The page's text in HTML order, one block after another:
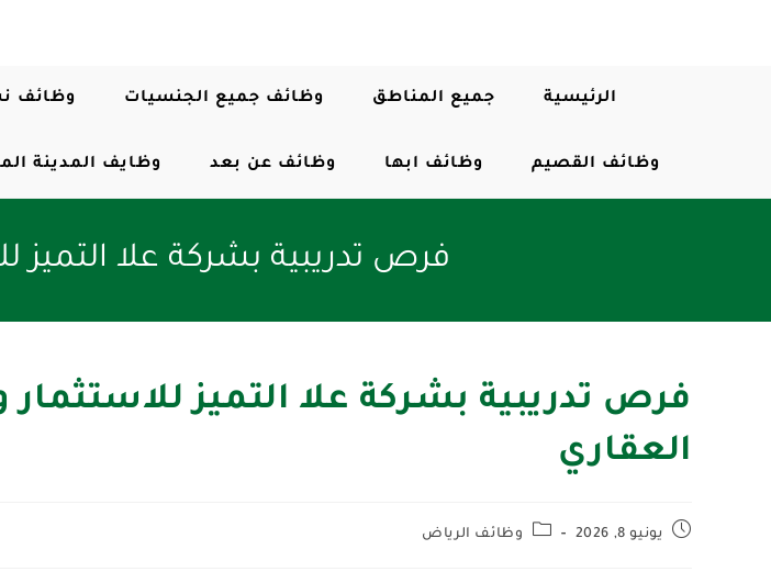
الرئيسية جميع المناطق وظائف جميع الجنسيات وظائف
وظائف القصيم وظائف ابها وظائف عن بعد وظايف المدينة
فرص تدريبية بشركة علا التميز
فرص تدريبية بشركة علا التميز
العقاري
يونيو 8, 2026 وظائف الرياض